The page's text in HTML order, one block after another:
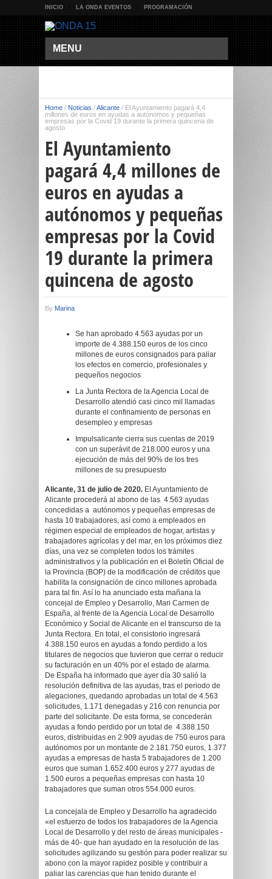
INICIO LA ONDA EVENTOS PROGRAMACIÓN
MENU
Home / Noticias /Alicante / El Ayuntamiento pagará 4,4
millones de euros en ayudas a autónomos y pequeñas
empresas por la Covid 19 durante la primera quincena de
agosto
El Ayuntamiento
pagará 4,4 millones de
euros en ayudas a
autónomos y pequeñas
empresas por la Covid
19 durante la primera
quincena de agosto
By Marina
Se han aprobado 4.563 ayudas por un
importe de 4.388.150 euros de los cinco
millones de euros consignados para paliar
los efectos en comercio, profesionales y
pequeños negocios
La Junta Rectora de la Agencia Local de
Desarrollo atendió casi cinco mil llamadas
durante el confinamiento de personas en
desempleo y empresas
Impulsalicante cierra sus cuentas de 2019
con un superávit de 218.000 euros y una
ejecución de más del 90% de los tres
millones de su presupuesto
Alicante, 31 de julio de 2020. El Ayuntamiento de
Alicante procederá al abono de las 4.563 ayudas
concedidas a autónomos y pequeñas empresas de
hasta 10 trabajadores, así como a empleados en
régimen especial de empleados de hogar, artistas y
trabajadores agrícolas y del mar, en los próximos diez
días, una vez se completen todos los trámites
administrativos y la publicación en el Boletín Oficial de
la Provincia (BOP) de la modificación de créditos que
habilita la consignación de cinco millones aprobada
para tal fin. Así lo ha anunciado esta mañana la
concejal de Empleo y Desarrollo, Mari Carmen de
España, al frente de la Agencia Local de Desarrollo
Económico y Social de Alicante en el transcurso de la
Junta Rectora. En total, el consistorio ingresará
4.388.150 euros en ayudas a fondo perdido a los
titulares de negocios que tuvieron que cerrar o reducir
su facturación en un 40% por el estado de alarma.
De España ha informado que ayer día 30 salió la
resolución definitiva de las ayudas, tras el periodo de
alegaciones, quedando aprobadas un total de 4.563
solicitudes, 1.171 denegadas y 216 con renuncia por
parte del solicitante. De esta forma, se concederán
ayudas a fondo perdido por un total de 4.388.150
euros, distribuidas en 2.909 ayudas de 750 euros para
autónomos por un montante de 2.181.750 euros, 1.377
ayudas a empresas de hasta 5 trabajadores de 1.200
euros que suman 1.652.400 euros y 277 ayudas de
1.500 euros a pequeñas empresas con hasta 10
trabajadores que suman otros 554.000 euros.
La concejala de Empleo y Desarrollo ha agradecido
«el esfuerzo de todos los trabajadores de la Agencia
Local de Desarrollo y del resto de áreas municipales -
más de 40- que han ayudado en la resolución de las
solicitudes agilizando su gestión para poder realizar su
abono con la mayor rapidez posible y contribuir a
paliar las carencias que han tenido durante el